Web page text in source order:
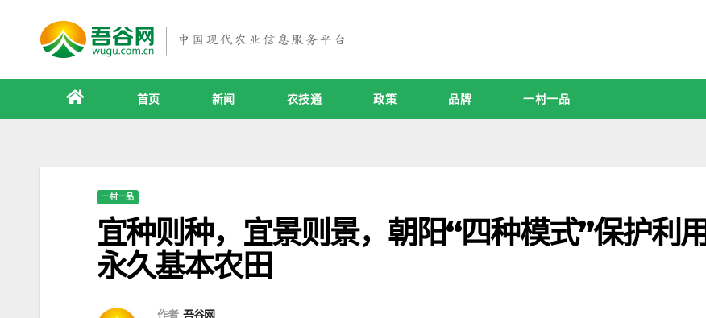
容
首页 新闻 农技通 政策 品牌 一村一品
一村一品
宜种则种，宜景则景，朝阳“四种模式”保护利用
永久基本农田
作者 吾谷网